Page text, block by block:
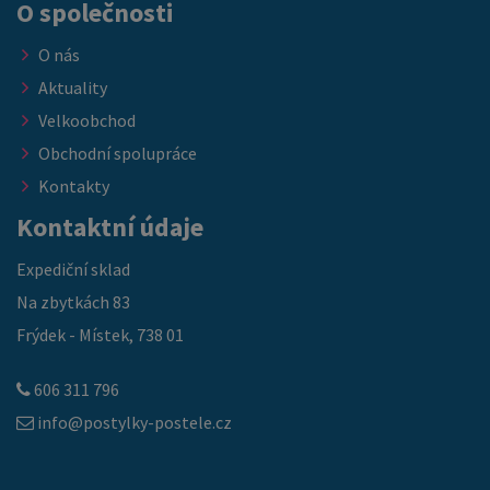
O společnosti
O nás
Aktuality
Velkoobchod
Obchodní spolupráce
Kontakty
Kontaktní údaje
Expediční sklad
Na zbytkách 83
Frýdek - Místek, 738 01
606 311 796
info@postylky-postele.cz